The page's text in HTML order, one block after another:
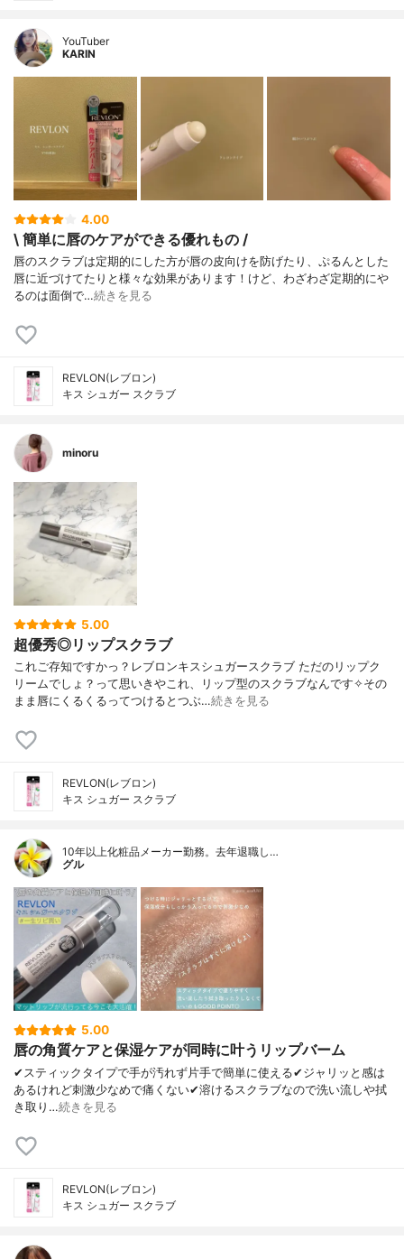
YouTuber
KARIN
4.00
\ 簡単に唇のケアができる優れもの /
唇のスクラブは定期的にした方が唇の皮向けを防げたり、ぷるんとした
唇に近づけてたりと様々な効果があります！けど、わざわざ定期的にや
るのは面倒で…続きを見る
REVLON(レブロン)
キス シュガー スクラブ
minoru
5.00
超優秀◎リップスクラブ
これご存知ですかっ？レブロンキスシュガースクラブ ただのリップク
リームでしょ？って思いきやこれ、リップ型のスクラブなんです✧その
まま唇にくるくるってつけるとつぶ…続きを見る
REVLON(レブロン)
キス シュガー スクラブ
10年以上化粧品メーカー勤務。去年退職し…
グル
5.00
唇の角質ケアと保湿ケアが同時に叶うリップバーム
✔︎スティックタイプで手が汚れず片手で簡単に使える✔︎ジャリッと感は
あるけれど刺激少なめで痛くない✔︎溶けるスクラブなので洗い流しや拭
き取り…続きを見る
REVLON(レブロン)
キス シュガー スクラブ